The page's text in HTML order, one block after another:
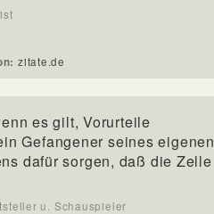
zitate.de
es gilt, Vorurteile
Gefangener seines eigenen
dafür sorgen, daß die Zelle
u. Schauspieler